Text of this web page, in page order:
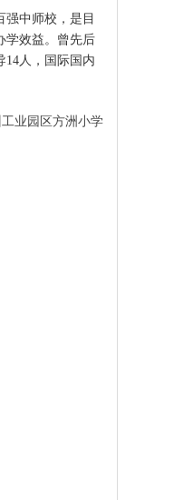
中师校，是目
学效益。曾先后
14人，国际国内
业园区方洲小学